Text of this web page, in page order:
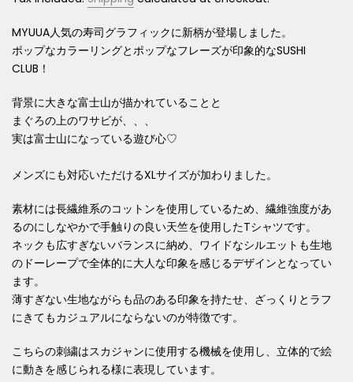
MYUUA人気の寿司グラフィックに新柄が登場しました。
ポップなカラーリングとポップなフレーズが印象的なSUSHI
CLUB！
背景に大きな富士山が描かれていることと
まぐろの上のワサビが、、、
実は富士山になっている遊び心♡
メンズにも対応いただけるXLサイズが加わりました。
素材には長繊維系のコットンを使用しているため、繊維強度があ
るのにしなやかで手触りの良い天竺を使用したTシャツです。
ネックも広すぎないバランスに納め、ワイドなシルエットも生地
のドーレープで全体的に大人な印象を感じるデザインとなってい
ます。
薄すぎない生地ながらも品のある印象を持たせ、ざっくりとラフ
にきてもカジュアルにならないのが特徴です。
こちらの刺繍はスカジャンに使用する機械を使用し、立体的で絵
に動きを感じられる様に表現しています。